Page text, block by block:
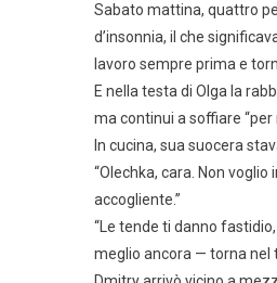
Sabato mattina, quattro
d’insonnia, il che
lavoro sempre prima e
E nella testa di Olga la
ma continui a soffiare “per
In cucina, sua suocera
“Olechka, cara. Non
accogliente.”
“Le tende ti danno
meglio ancora — torna nel